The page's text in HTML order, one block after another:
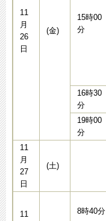
11
月
26
日
(金)
15時00
分
16時30
分
19時00
分
11
月
27
日
(土)
11
8時40分